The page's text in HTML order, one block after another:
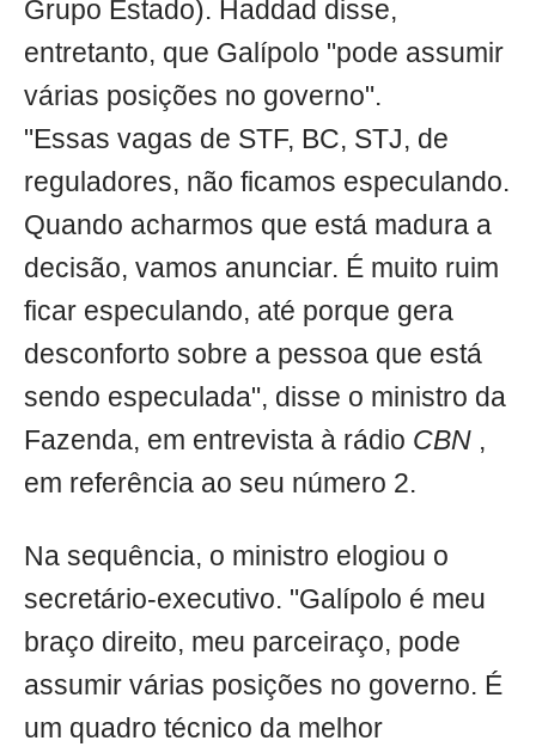
Grupo Estado). Haddad disse,
entretanto, que Galípolo "pode assumir
várias posições no governo".
"Essas vagas de STF, BC, STJ, de
reguladores, não ficamos especulando.
Quando acharmos que está madura a
decisão, vamos anunciar. É muito ruim
ficar especulando, até porque gera
desconforto sobre a pessoa que está
sendo especulada", disse o ministro da
Fazenda, em entrevista à rádio CBN ,
em referência ao seu número 2.
Na sequência, o ministro elogiou o
secretário-executivo. "Galípolo é meu
braço direito, meu parceiraço, pode
assumir várias posições no governo. É
um quadro técnico da melhor